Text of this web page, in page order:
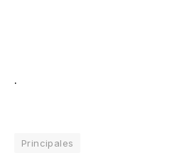
.
Principales